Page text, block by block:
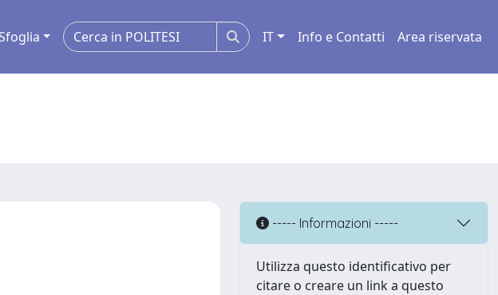
Sfoglia IT Info e Contatti Area riservata
----- Informazioni -----
Utilizza questo identificativo per
citare o creare un link a questo